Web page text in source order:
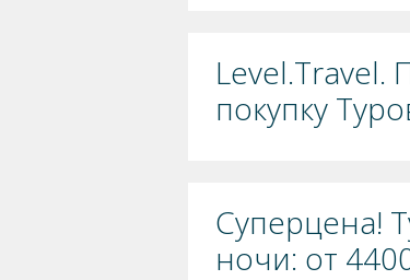
Level.Travel.
покупку
Суперцена!
ночи: от